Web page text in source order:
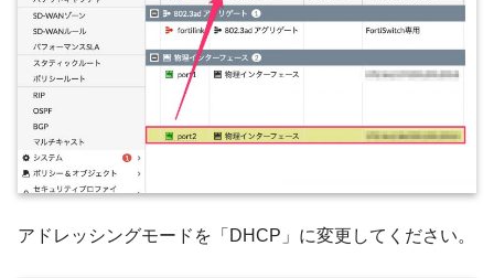
アドレッシングモードを「DHCP」に変更してください。